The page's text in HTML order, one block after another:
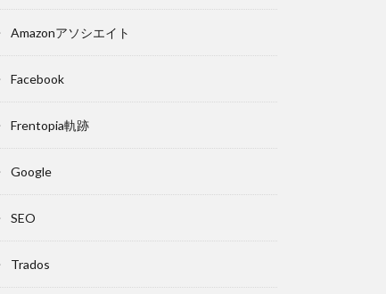
Amazonアソシエイト
Facebook
Frentopia軌跡
Google
SEO
Trados